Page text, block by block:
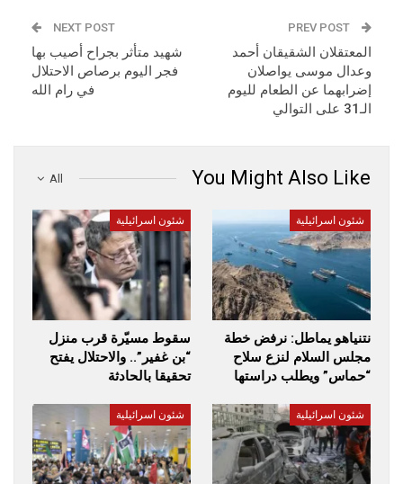
المعتقلان الشقيقان أحمد
وعدال موسى يواصلان
إضرابهما عن الطعام لليوم
الـ31 على التوالي
NEXT POST
شهيد متأثر بجراح أصيب بها
فجر اليوم برصاص الاحتلال
في رام الله
All You Might Also Like
شئون اسرائيلية
نتنياهو يماطل: نرفض خطة
مجلس السلام لنزع سلاح
“حماس” ويطلب دراستها
شئون اسرائيلية
سقوط مسيّرة قرب منزل
“بن غفير”.. والاحتلال يفتح
تحقيقا بالحادثة
شئون اسرائيلية شئون اسرائيلية